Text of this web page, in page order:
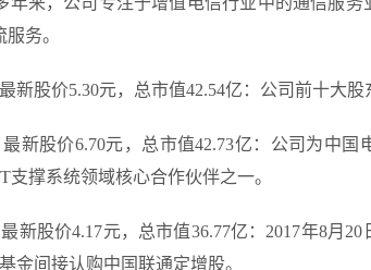
务。
新股价5.30元，总市值42.54亿：公司前十大
最新股价6.70元，总市值42.73亿：公司为中
撑系统领域核心合作伙伴之一。
新股价4.17元，总市值36.77亿：2017年8月
金间接认购中国联通定增股。